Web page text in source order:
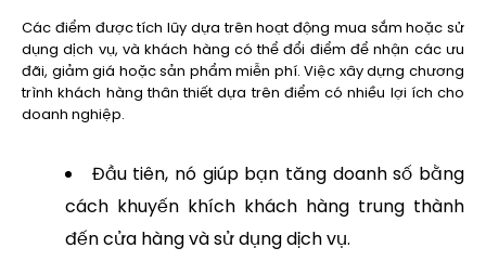
Các điểm được tích lũy dựa trên hoạt động mua sắm hoặc sử
dụng dịch vụ, và khách hàng có thể đổi điểm để nhận các ưu
đãi, giảm giá hoặc sản phẩm miễn phí. Việc xây dựng chương
trình khách hàng thân thiết dựa trên điểm có nhiều lợi ích cho
doanh nghiệp.
Đầu tiên, nó giúp bạn tăng doanh số bằng
cách khuyến khích khách hàng trung thành
đến cửa hàng và sử dụng dịch vụ.